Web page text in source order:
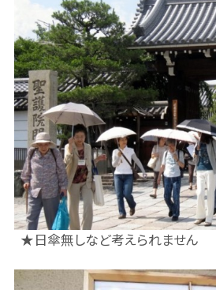
★日傘無しなど考えられません